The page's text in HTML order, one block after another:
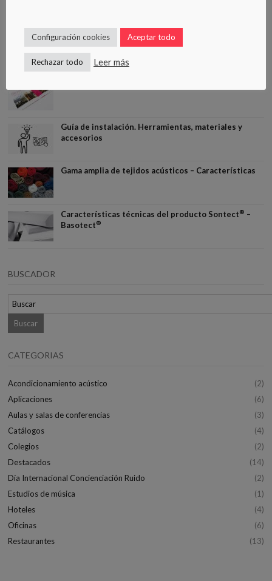
DESCARGAS
Guía de instalación. Herramientas, materiales y
accesorios
Gama amplia de tejidos acústicos – Características
Características técnicas del producto Sontect® –
Basotect®
BUSCADOR
CATEGORIAS
Acondicionamiento acústico
(2)
Aplicaciones
(6)
Aulas y salas de conferencias
(3)
Catálogos
(4)
Colegios
(2)
Destacados
(14)
Día Internacional Concienciación Ruido
(2)
Estudios de música
(1)
Hoteles
(4)
Oficinas
(6)
Restaurantes
(13)
Configuración cookies Aceptar todo
Rechazar todo Leer más